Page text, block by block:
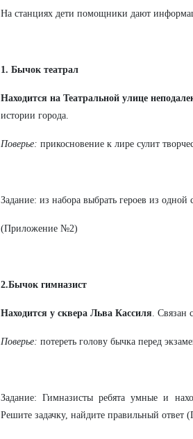
На станциях дети помощники дают
1. Бычок театрал
Находится на Театральной улице
истории города.
Поверье: прикосновение к лире сулит
Задание: из набора выбрать героев из
(Приложение №2)
2.Бычок гимназист
Находится у сквера Льва Кассиля. Связан
Поверье: потереть голову бычка перед
Задание: Гимназисты ребята умные и
Решите задачку, найдите правильный